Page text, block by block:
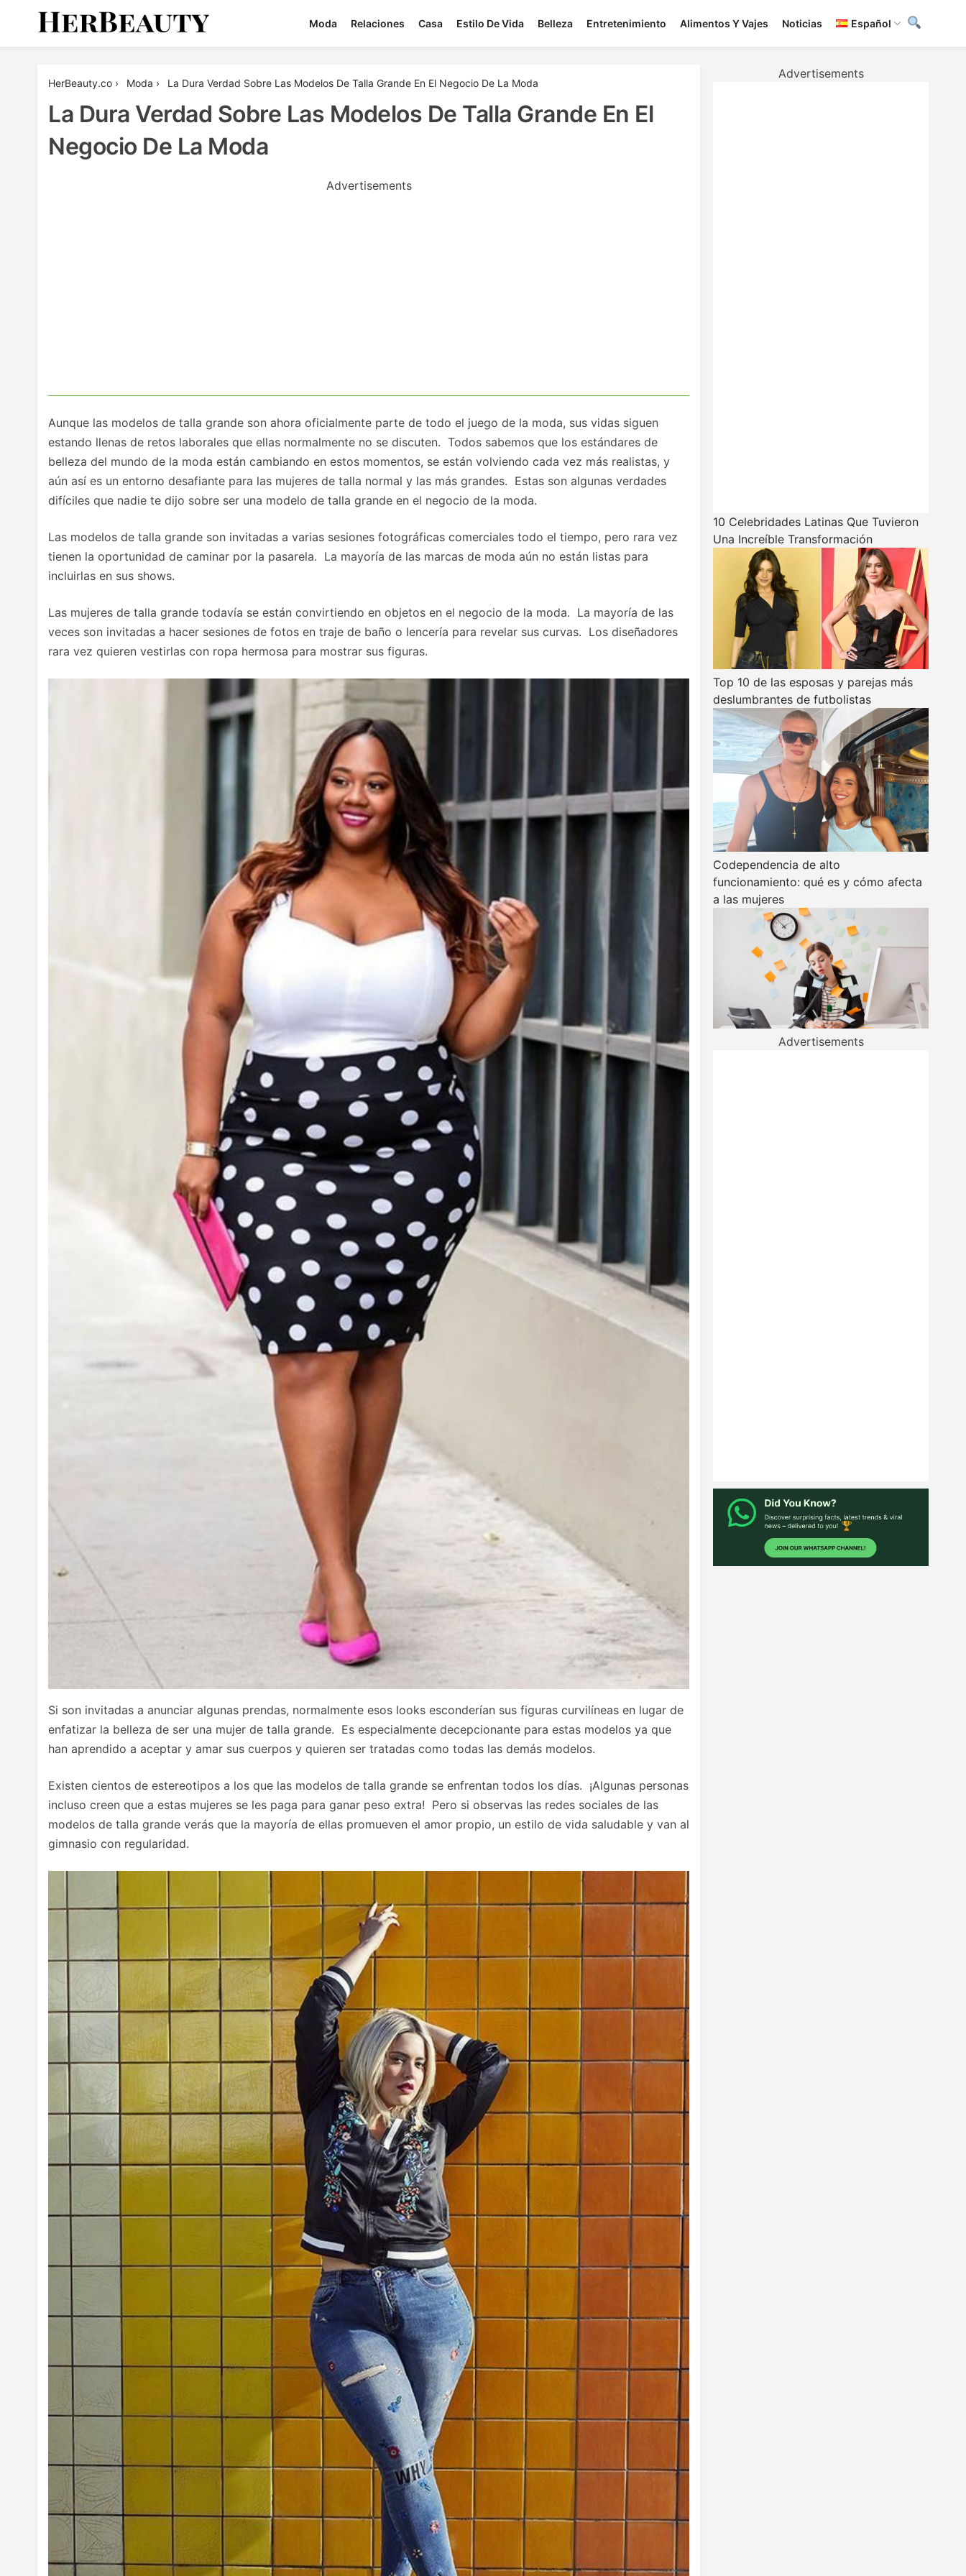
Moda Relaciones Casa Estilo De Vida Belleza Entretenimiento Alimentos Y Vajes Noticias Español
HerBeauty.co › Moda › La Dura Verdad Sobre Las Modelos De Talla Grande En El Negocio De La Moda
La Dura Verdad Sobre Las Modelos De Talla Grande En El
Negocio De La Moda
Advertisements
Aunque las modelos de talla grande son ahora oficialmente parte de todo el juego de la moda, sus vidas siguen
estando llenas de retos laborales que ellas normalmente no se discuten. Todos sabemos que los estándares de
belleza del mundo de la moda están cambiando en estos momentos, se están volviendo cada vez más realistas, y
aún así es un entorno desafiante para las mujeres de talla normal y las más grandes. Estas son algunas verdades
difíciles que nadie te dijo sobre ser una modelo de talla grande en el negocio de la moda.
Las modelos de talla grande son invitadas a varias sesiones fotográficas comerciales todo el tiempo, pero rara vez
tienen la oportunidad de caminar por la pasarela. La mayoría de las marcas de moda aún no están listas para
incluirlas en sus shows.
Las mujeres de talla grande todavía se están convirtiendo en objetos en el negocio de la moda. La mayoría de las
veces son invitadas a hacer sesiones de fotos en traje de baño o lencería para revelar sus curvas. Los diseñadores
rara vez quieren vestirlas con ropa hermosa para mostrar sus figuras.
Si son invitadas a anunciar algunas prendas, normalmente esos looks esconderían sus figuras curvilíneas en lugar de
enfatizar la belleza de ser una mujer de talla grande. Es especialmente decepcionante para estas modelos ya que
han aprendido a aceptar y amar sus cuerpos y quieren ser tratadas como todas las demás modelos.
Existen cientos de estereotipos a los que las modelos de talla grande se enfrentan todos los días. ¡Algunas personas
incluso creen que a estas mujeres se les paga para ganar peso extra! Pero si observas las redes sociales de las
modelos de talla grande verás que la mayoría de ellas promueven el amor propio, un estilo de vida saludable y van al
gimnasio con regularidad.
Advertisements
10 Celebridades Latinas Que Tuvieron
Una Increíble Transformación
Top 10 de las esposas y parejas más
deslumbrantes de futbolistas
Codependencia de alto
funcionamiento: qué es y cómo afecta
a las mujeres
Advertisements